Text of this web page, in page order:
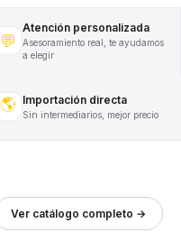
💬
Atención personalizada
Asesoramiento real, te ayudamos
a elegir
🌎 Importación directa
Sin intermediarios, mejor precio
Ver catálogo completo →